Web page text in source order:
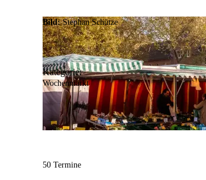
Bild: Stephan Schütze
Kategorie:
Wochenmarkt
50 Termine